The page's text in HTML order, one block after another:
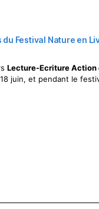
Festival Nature en
Lecture-Ecriture
juin, et pendant le